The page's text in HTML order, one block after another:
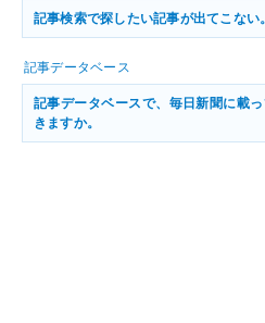
記事検索で探したい記事が出てこない。
記事データベース
記事データベースで、毎日新聞に載
きますか。